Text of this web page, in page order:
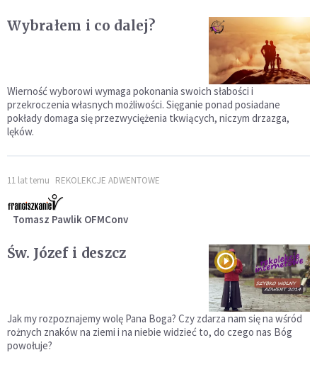
Wybrałem i co dalej?
Wierność wyborowi wymaga pokonania swoich słabości i
przekroczenia własnych możliwości. Sięganie ponad posiadane
pokłady domaga się przezwyciężenia tkwiących, niczym drzazga,
lęków.
11 lat temu REKOLEKCJE ADWENTOWE
Tomasz Pawlik OFMConv
Św. Józef i deszcz
Jak my rozpoznajemy wolę Pana Boga? Czy zdarza nam się na wśród
rożnych znaków na ziemi i na niebie widzieć to, do czego nas Bóg
powołuje?